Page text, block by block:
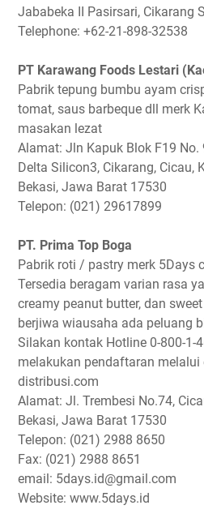
Jababeka II Pasirsari, Cikarang
Telephone: +62-21-898-32538
PT Karawang Foods Lestari
Pabrik tepung bumbu ayam
tomat, saus barbeque dll merk
masakan lezat
Alamat: Jln Kapuk Blok F19
Delta Silicon3, Cikarang, Cicau,
Bekasi, Jawa Barat 17530
Telepon: (021) 29617899
PT. Prima Top Boga
Pabrik roti / pastry merk 5Days
Tersedia beragam varian rasa
creamy peanut butter, dan
berjiwa wiausaha ada peluang
Silakan kontak Hotline 0-800-1-
melakukan pendaftaran melalui
distribusi.com
Alamat: Jl. Trembesi No.74,
Bekasi, Jawa Barat 17530
Telepon: (021) 2988 8650
Fax: (021) 2988 8651
email: 5days.id@gmail.com
Website: www.5days.id